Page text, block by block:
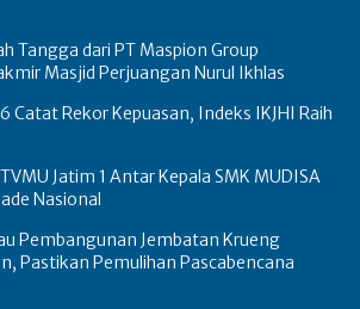
Tangga dari PT Maspion Group
Masjid Perjuangan Nurul Ikhlas
Catat Rekor Kepuasan, Indeks IKJHI Raih
Jatim 1 Antar Kepala SMK MUDISA
Nasional
Pembangunan Jembatan Krueng
Pastikan Pemulihan Pascabencana